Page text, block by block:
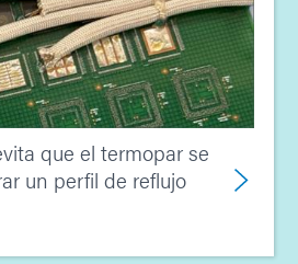
que el termopar se
un perfil de reflujo